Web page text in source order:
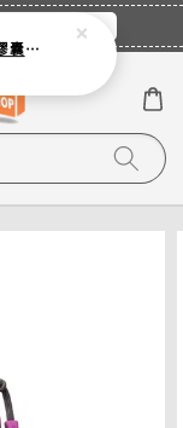
立即登入
【運能延力生技】BCAA 隨身包膠囊 (單入 - 4顆裝鋁袋)